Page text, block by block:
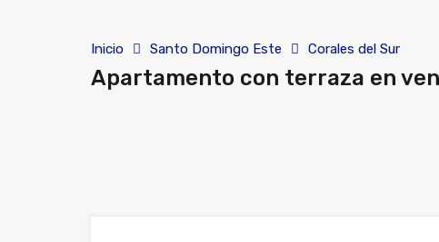
Inicio Santo Domingo Este Corales del Sur
Apartamento con terraza en